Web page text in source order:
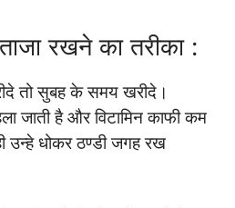
रखने का तरीका :
तो सुबह के समय खरीदे।
जाती है और विटामिन काफी कम
उन्हे धोकर ठण्डी जगह रख